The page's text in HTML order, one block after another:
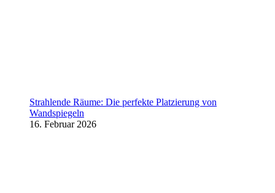
Strahlende Räume: Die perfekte Platzierung von
Wandspiegeln
16. Februar 2026